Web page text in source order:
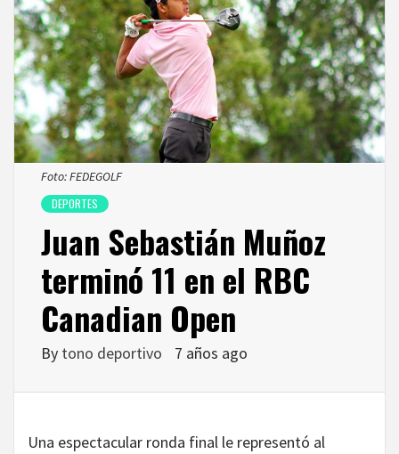
Foto: FEDEGOLF
DEPORTES
Juan Sebastián Muñoz
terminó 11 en el RBC
Canadian Open
By tono deportivo 7 años ago
Una espectacular ronda final le representó al